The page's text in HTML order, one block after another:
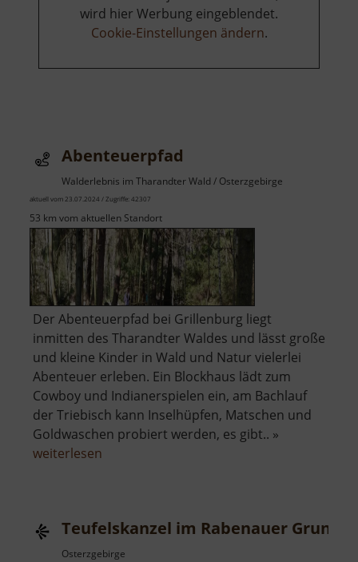
wird hier Werbung eingeblendet.
Cookie-Einstellungen ändern.
Abenteuerpfad
Walderlebnis im Tharandter Wald / Osterzgebirge
aktuell vom 23.07.2024 / Zugriffe: 42307
53 km vom aktuellen Standort
Der Abenteuerpfad bei Grillenburg liegt
inmitten des Tharandter Waldes und lässt große
und kleine Kinder in Wald und Natur vielerlei
Abenteuer erleben. Ein Blockhaus lädt zum
Cowboy und Indianerspielen ein, am Bachlauf
der Triebisch kann Inselhüpfen, Matschen und
Goldwaschen probiert werden, es gibt.. »
weiterlesen
Teufelskanzel im Rabenauer Grund
Osterzgebirge